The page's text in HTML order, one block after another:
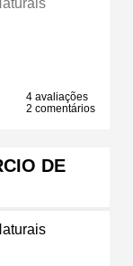
4 avaliações
2 comentários
DE